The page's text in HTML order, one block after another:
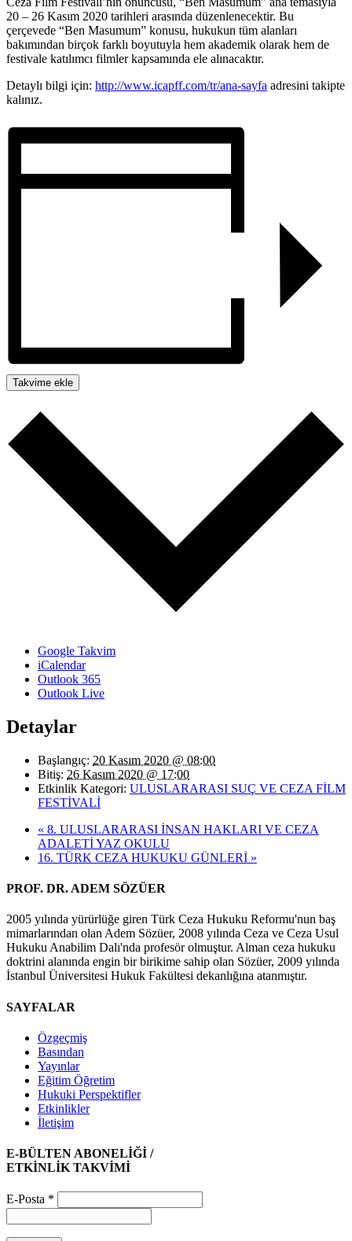
20 – 26 Kasım 2020 tarihleri arasında düzenlenecektir. Bu
çerçevede “Ben Masumum” konusu, hukukun tüm alanları
bakımından birçok farklı boyutuyla hem akademik olarak hem de
festivale katılımcı filmler kapsamında ele alınacaktır.
Detaylı bilgi için: http://www.icapff.com/tr/ana-sayfa adresini takipte
kalınız.
Takvime ekle
Google Takvim
iCalendar
Outlook 365
Outlook Live
Detaylar
Başlangıç: 20 Kasım 2020 @ 08:00
Bitiş: 26 Kasım 2020 @ 17:00
Etkinlik Kategori: ULUSLARARASI SUÇ VE CEZA FİLM
FESTİVALİ
« 8. ULUSLARARASI İNSAN HAKLARI VE CEZA
ADALETİ YAZ OKULU
16. TÜRK CEZA HUKUKU GÜNLERİ »
PROF. DR. ADEM SÖZÜER
2005 yılında yürürlüğe giren Türk Ceza Hukuku Reformu'nun baş
mimarlarından olan Adem Sözüer, 2008 yılında Ceza ve Ceza Usul
Hukuku Anabilim Dalı'nda profesör olmuştur. Alman ceza hukuku
doktrini alanında engin bir birikime sahip olan Sözüer, 2009 yılında
İstanbul Üniversitesi Hukuk Fakültesi dekanlığına atanmıştır.
SAYFALAR
Özgeçmiş
Basından
Yayınlar
Eğitim Öğretim
Hukuki Perspektifler
Etkinlikler
İletişim
E-BÜLTEN ABONELİĞİ /
ETKİNLİK TAKVİMİ
E-Posta *